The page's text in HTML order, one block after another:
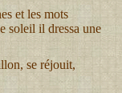
et les mots
soleil il dressa une
se réjouit,